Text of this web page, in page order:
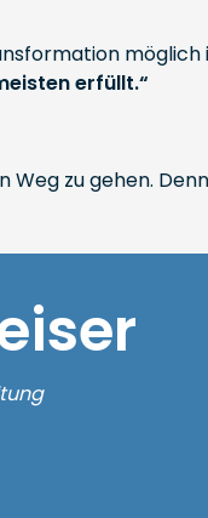
möglich
erfüllt.“
Weg zu gehen.